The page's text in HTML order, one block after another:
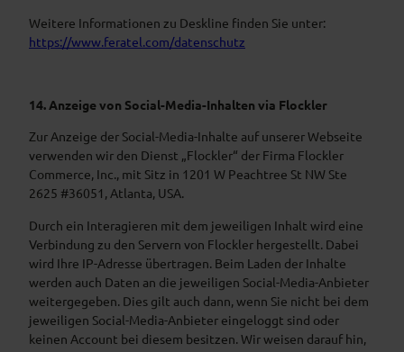
Weitere Informationen zu Deskline finden Sie unter:
https://www.feratel.com/datenschutz
14. Anzeige von Social-Media-Inhalten via Flockler
Zur Anzeige der Social-Media-Inhalte auf unserer Webseite
verwenden wir den Dienst „Flockler“ der Firma Flockler
Commerce, Inc., mit Sitz in 1201 W Peachtree St NW Ste
2625 #36051, Atlanta, USA.
Durch ein Interagieren mit dem jeweiligen Inhalt wird eine
Verbindung zu den Servern von Flockler hergestellt. Dabei
wird Ihre IP-Adresse übertragen. Beim Laden der Inhalte
werden auch Daten an die jeweiligen Social-Media-Anbieter
weitergegeben. Dies gilt auch dann, wenn Sie nicht bei dem
jeweiligen Social-Media-Anbieter eingeloggt sind oder
keinen Account bei diesem besitzen. Wir weisen darauf hin,